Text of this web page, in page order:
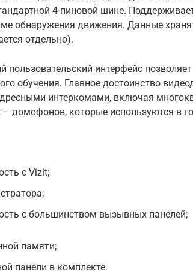
4-пиновой шине.
обнаружения движения. Данные
отдельно).
пользовательский интерфейс
обучения. Главное достоинство
интеркомами, включая
домофонов, которые используются в
с Vizit;
с большинством вызывных панелей;
памяти;
панели в комплекте.